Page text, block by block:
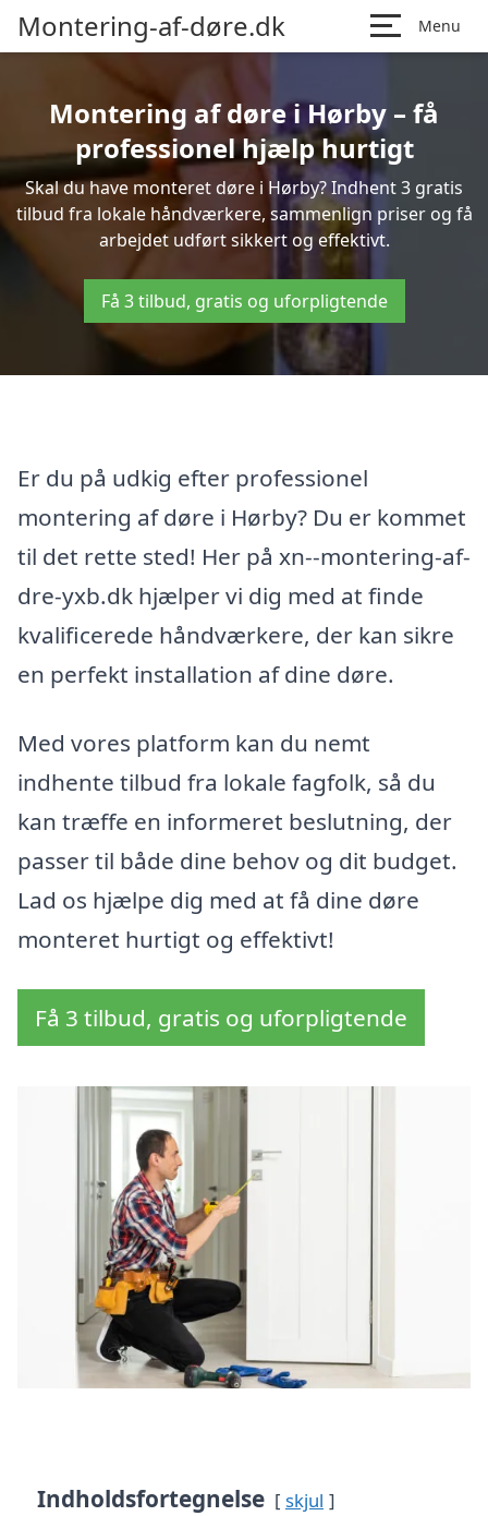
Montering-af-døre.dk Menu
Montering af døre i Hørby – få
professionel hjælp hurtigt
Skal du have monteret døre i Hørby? Indhent 3 gratis
tilbud fra lokale håndværkere, sammenlign priser og få
arbejdet udført sikkert og effektivt.
Få 3 tilbud, gratis og uforpligtende
Er du på udkig efter professionel
montering af døre i Hørby? Du er kommet
til det rette sted! Her på xn--montering-af-
dre-yxb.dk hjælper vi dig med at finde
kvalificerede håndværkere, der kan sikre
en perfekt installation af dine døre.
Med vores platform kan du nemt
indhente tilbud fra lokale fagfolk, så du
kan træffe en informeret beslutning, der
passer til både dine behov og dit budget.
Lad os hjælpe dig med at få dine døre
monteret hurtigt og effektivt!
Få 3 tilbud, gratis og uforpligtende
Indholdsfortegnelse skjul